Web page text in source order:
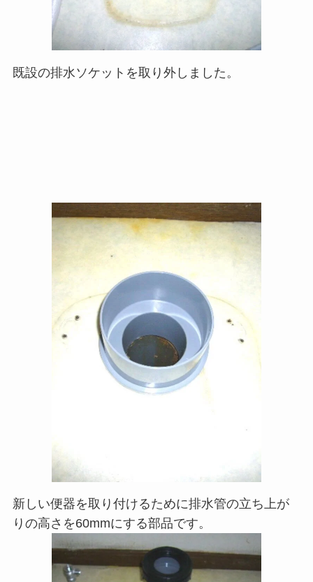
既設の排水ソケットを取り外しました。
新しい便器を取り付けるために排水管の立ち上が
りの高さを60mmにする部品です。